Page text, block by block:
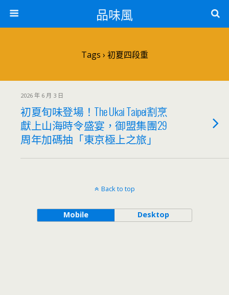
品味風
Tags › 初夏四段重
2026 年 6 月 3 日
初夏旬味登場！The Ukai Taipei割烹
獻上山海時令盛宴，御盟集團29
周年加碼抽「東京極上之旅」
Back to top
Mobile Desktop